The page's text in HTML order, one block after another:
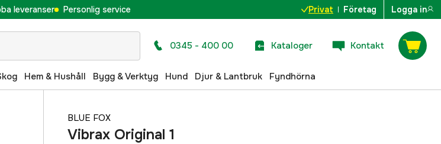
leveranser Personlig service Privat Företag Logga in
0345 - 400 00 Kataloger Kontakt
Hem & Hushåll Bygg & Verktyg Hund Djur & Lantbruk Fyndhörna
BLUE FOX
Vibrax Original 1